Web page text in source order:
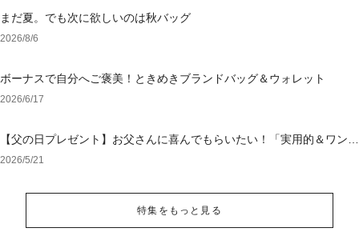
まだ夏。でも次に欲しいのは秋バッグ
2026/8/6
ボーナスで自分へご褒美！ときめきブランドバッグ＆ウォレット
2026/6/17
【父の日プレゼント】お父さんに喜んでもらいたい！「実用的＆ワンラ
ンク上のアイテム」特集
2026/5/21
特集をもっと見る